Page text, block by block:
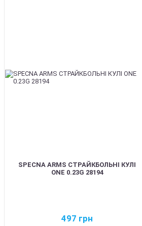
SPECNA ARMS СТРАЙКБОЛЬНІ КУЛІ
ONE 0.23G 28194
497 грн